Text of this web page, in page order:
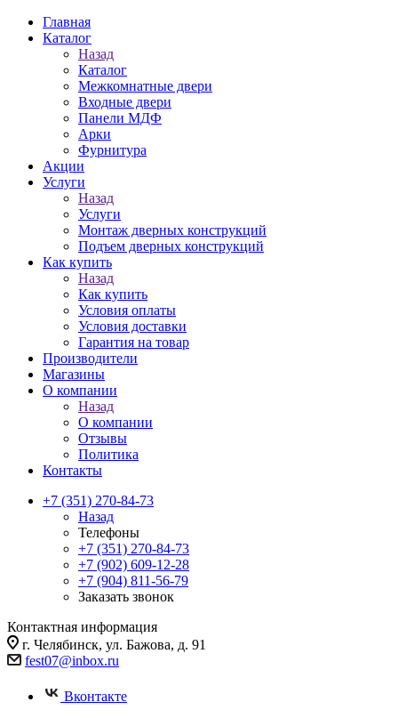
Главная
Каталог
Назад
Каталог
Межкомнатные двери
Входные двери
Панели МДФ
Арки
Фурнитура
Акции
Услуги
Назад
Услуги
Монтаж дверных конструкций
Подъем дверных конструкций
Как купить
Назад
Как купить
Условия оплаты
Условия доставки
Гарантия на товар
Производители
Магазины
О компании
Назад
О компании
Отзывы
Политика
Контакты
+7 (351) 270-84-73
Назад
Телефоны
+7 (351) 270-84-73
+7 (902) 609-12-28
+7 (904) 811-56-79
Заказать звонок
Контактная информация
г. Челябинск, ул. Бажова, д. 91
fest07@inbox.ru
Вконтакте